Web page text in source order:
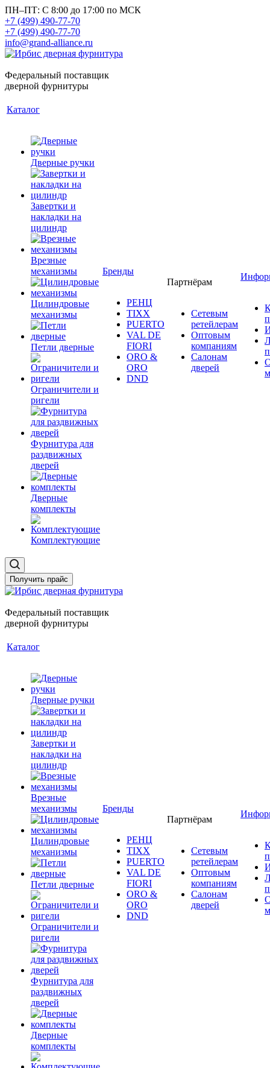
ПН–ПТ: С 8:00 до 17:00 по МСК
+7 (499) 490-77-70
+7 (499) 490-77-70
info@grand-alliance.ru
Федеральный поставщик
дверной фурнитуры
Каталог
Дверные ручки
Завертки и
накладки на
цилиндр
Врезные
механизмы
Цилиндровые
механизмы
Петли дверные
Ограничители и
ригели
Фурнитура для
раздвижных
дверей
Дверные
комплекты
Комплектующие
Бренды
РЕНЦ
TIXX
PUERTO
VAL DE
FIORI
ORO &
ORO
DND
Партнёрам
Сетевым
ретейлерам
Оптовым
компаниям
Салонам
дверей
Получить прайс
Федеральный поставщик
дверной фурнитуры
Каталог
Дверные ручки
Завертки и
накладки на
цилиндр
Врезные
механизмы
Цилиндровые
механизмы
Петли дверные
Ограничители и
ригели
Фурнитура для
раздвижных
дверей
Дверные
комплекты
Бренды
РЕНЦ
TIXX
PUERTO
VAL DE
FIORI
ORO &
ORO
DND
Партнёрам
Сетевым
ретейлерам
Оптовым
компаниям
Салонам
дверей